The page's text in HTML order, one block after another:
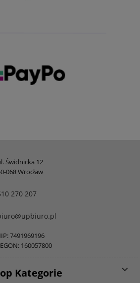
Świdnicka 12
068 Wrocław
270 207
7491969196
160057800
Kategorie